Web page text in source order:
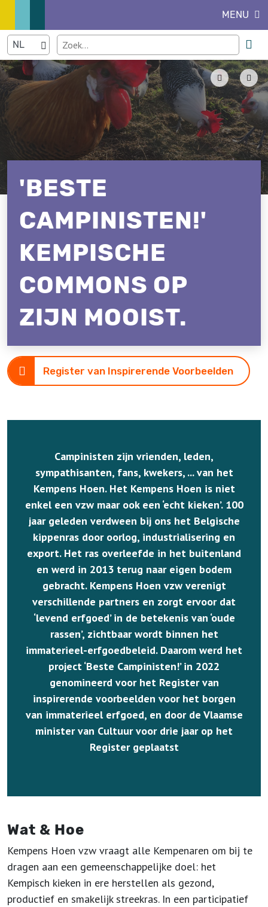
MENU
'BESTE
CAMPINISTEN!'
KEMPISCHE
COMMONS OP
ZIJN MOOIST.
Register van Inspirerende Voorbeelden
Campinisten zijn vrienden, leden,
sympathisanten, fans, kwekers, ... van het
Kempens Hoen. Het Kempens Hoen is niet
enkel een vzw maar ook een ‘echt kieken’. 100
jaar geleden verdween bij ons het Belgische
kippenras door oorlog, industrialisering en
export. Het ras overleefde in het buitenland
en werd in 2013 terug naar eigen bodem
gebracht. Kempens Hoen vzw verenigt
verschillende partners en zorgt ervoor dat
‘levend erfgoed’ in de betekenis van ‘oude
rassen’, zichtbaar wordt binnen het
immaterieel-erfgoedbeleid. Daarom werd het
project ‘Beste Campinisten!’ in 2022
genomineerd voor het Register van
inspirerende voorbeelden voor het borgen
van immaterieel erfgoed, en door de Vlaamse
minister van Cultuur voor drie jaar op het
Register geplaatst
Wat & Hoe
Kempens Hoen vzw vraagt alle Kempenaren om bij te
dragen aan een gemeenschappelijke doel: het
Kempisch kieken in ere herstellen als gezond,
productief en smakelijk streekras. In een participatief